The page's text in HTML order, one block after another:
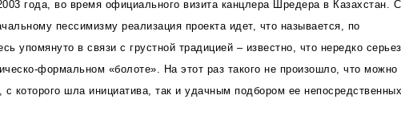
года, во время официального визита канцлера Шредера в Казахстан.
пессимизму реализация проекта идет, что называется, по
упомянуто в связи с грустной традицией – известно, что нередко
формальном «болоте». На этот раз такого не произошло, что можно
которого шла инициатива, так и удачным подбором ее непосредственных